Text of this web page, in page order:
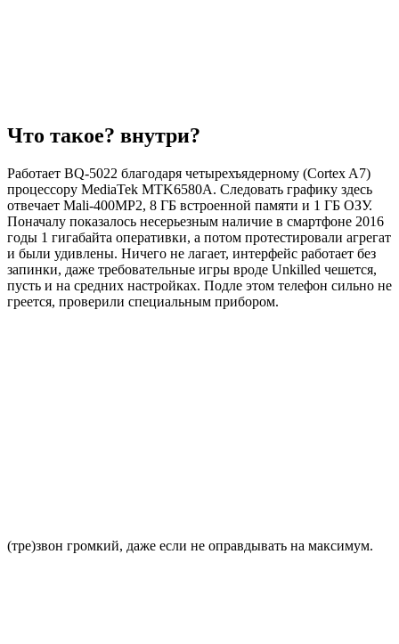
Что такое? внутри?
Работает BQ-5022 благодаря четырехъядерному (Cortex A7)
процессору MediaTek MTK6580A. Следовать графику здесь
отвечает Mali-400MP2, 8 ГБ встроенной памяти и 1 ГБ ОЗУ.
Поначалу показалось несерьезным наличие в смартфоне 2016
годы 1 гигабайта оперативки, а потом протестировали агрегат
и были удивлены. Ничего не лагает, интерфейс работает без
запинки, даже требовательные игры вроде Unkilled чешется,
пусть и на средних настройках. Подле этом телефон сильно не
греется, проверили специальным прибором.
(тре)звон громкий, даже если не оправдывать на максимум.